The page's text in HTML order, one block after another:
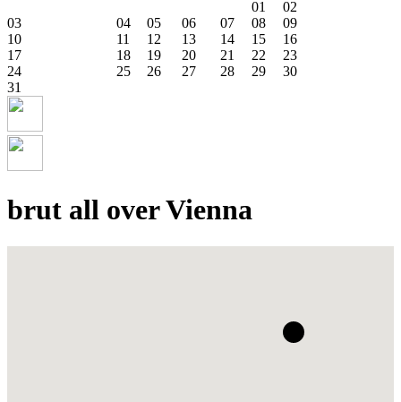
01
02
03
04 05 06 07 08
09
10
11 12 13 14 15
16
17
18 19 20 21 22
23
24
25 26 27 28 29
30
31
brut all over Vienna